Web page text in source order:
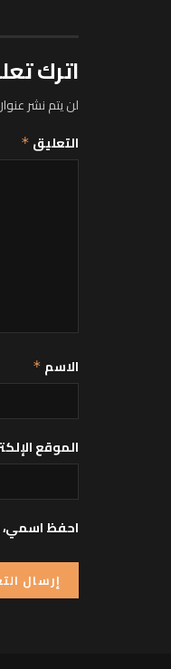
اترك
لن يتم نشر
التعليق *
الاسم *
الموقع
احفظ اسمي،